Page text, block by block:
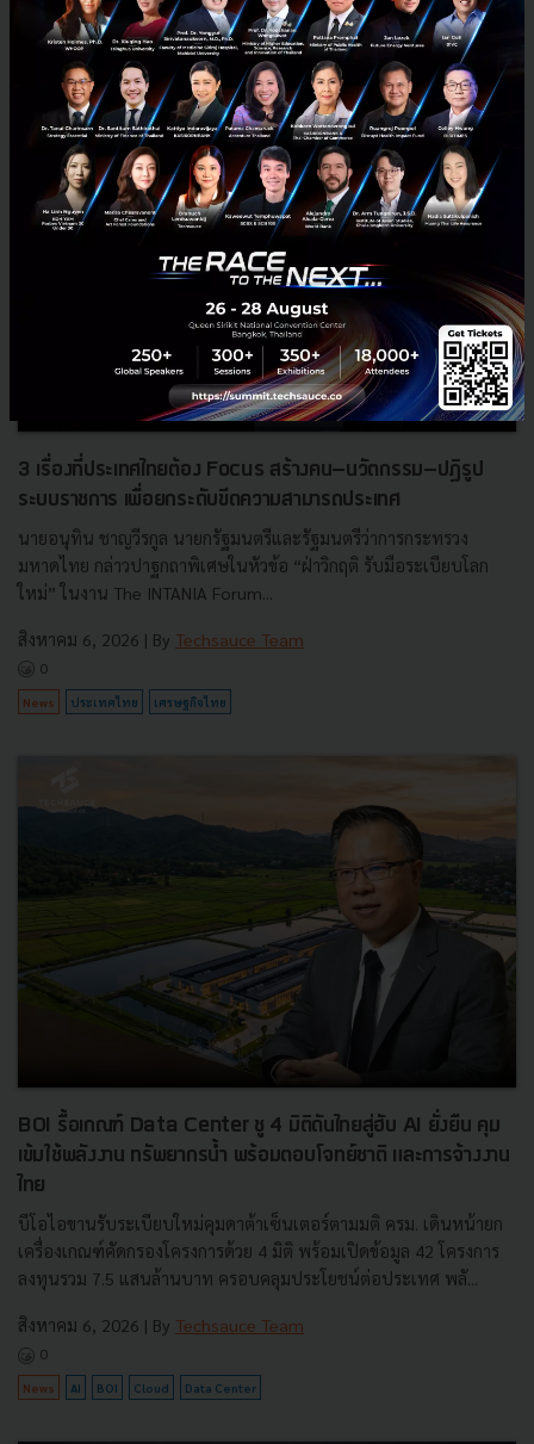
RELATED ARTICLE
3 เรื่องที่ประเทศไทยต้อง Focus สร้างคน–นวัตกรรม–ปฏิรูป
ระบบราชการ เพื่อยกระดับขีดความสามารถประเทศ
นายอนุทิน ชาญวีรกูล นายกรัฐมนตรีและรัฐมนตรีว่าการกระทรวง
มหาดไทย กล่าวปาฐกถาพิเศษในหัวข้อ “ฝ่าวิกฤติ รับมือระเบียบโลก
ใหม่” ในงาน The INTANIA Forum...
สิงหาคม 6, 2026 | By Techsauce Team
0
News ประเทศไทย เศรษฐกิจไทย
BOI รื้อเกณฑ์ Data Center ชู 4 มิติดันไทยสู่ฮับ AI ยั่งยืน คุม
เข้มใช้พลังงาน ทรัพยากรน้ำ พร้อมตอบโจทย์ชาติ และการจ้างงาน
ไทย
บีโอไอขานรับระเบียบใหม่คุมดาต้าเซ็นเตอร์ตามมติ ครม. เดินหน้ายก
เครื่องเกณฑ์คัดกรองโครงการด้วย 4 มิติ พร้อมเปิดข้อมูล 42 โครงการ
ลงทุนรวม 7.5 แสนล้านบาท ครอบคลุมประโยชน์ต่อประเทศ พลั...
สิงหาคม 6, 2026 | By Techsauce Team
0
News AI BOI Cloud Data Center